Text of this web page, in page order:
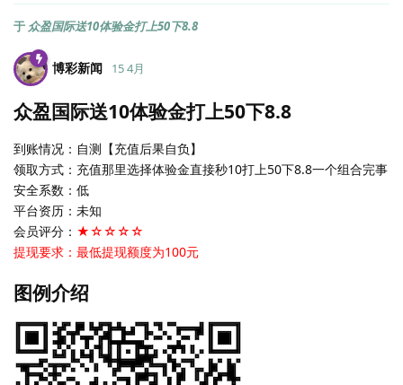
于 众盈国际送10体验金打上50下8.8
博彩新闻 15 4月
众盈国际送10体验金打上50下8.8
到账情况：自测【充值后果自负】
领取方式：充值那里选择体验金直接秒10打上50下8.8一个组合完事
安全系数：低
平台资历：未知
会员评分： ★☆☆☆☆
提现要求：最低提现额度为100元
图例介绍